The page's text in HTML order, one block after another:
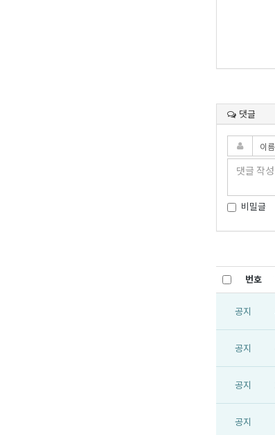
댓글
비밀글
번호
공지
공지
공지
공지